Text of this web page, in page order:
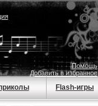
Помощь
Добавить в избранное
Flash-игры